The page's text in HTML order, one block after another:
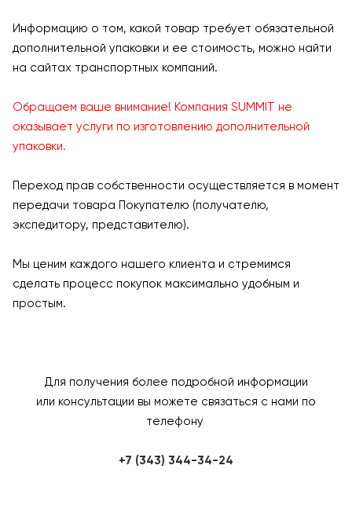
Информацию о том, какой товар требует обязательной
дополнительной упаковки и ее стоимость, можно найти
на сайтах транспортных компаний.
Обращаем ваше внимание! Компания SUMMIT не
оказывает услуги по изготовлению дополнительной
упаковки.
Переход прав собственности осуществляется в момент
передачи товара Покупателю (получателю,
экспедитору, представителю).
Мы ценим каждого нашего клиента и стремимся
сделать процесс покупок максимально удобным и
простым.
Для получения более подробной информации
или консультации вы можете связаться с нами по
телефону
+7 (343) 344-34-24